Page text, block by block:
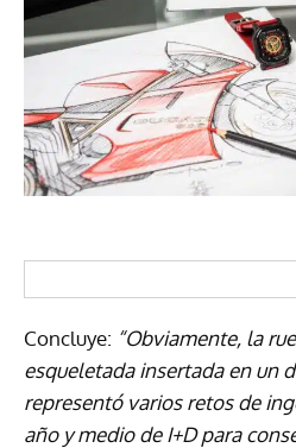
Concluye: “Obviamente, la
esqueletada insertada en un
representó varios retos de
año y medio de I+D para